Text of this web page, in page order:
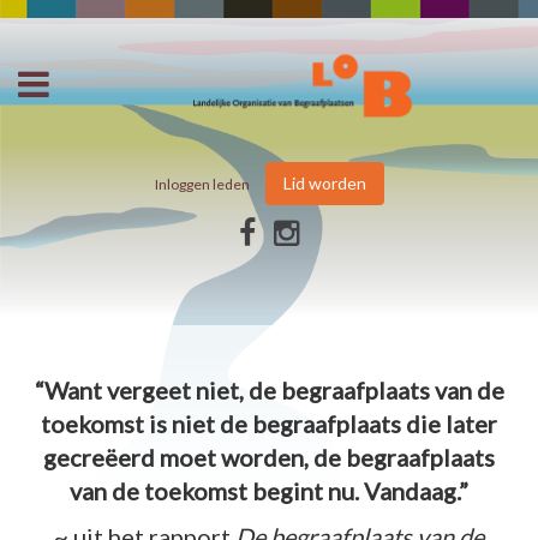
Inloggen leden Lid worden
“Want vergeet niet, de begraafplaats van de
toekomst is niet de begraafplaats die later
gecreëerd moet worden, de begraafplaats
van de toekomst begint nu. Vandaag.”